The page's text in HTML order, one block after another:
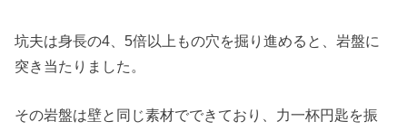
坑夫は身長の4、5倍以上もの穴を掘り進めると、岩盤に
突き当たりました。
その岩盤は壁と同じ素材でできており、力一杯円匙を振